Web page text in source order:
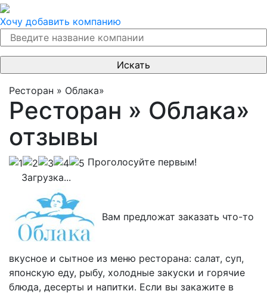
Хочу добавить компанию
Ресторан » Облака»
Ресторан » Облака»
отзывы
Проголосуйте первым!
Загрузка...
Вам предложат заказать что-то
вкусное и сытное из меню ресторана: салат, суп,
японскую еду, рыбу, холодные закуски и горячие
блюда, десерты и напитки. Если вы закажите в